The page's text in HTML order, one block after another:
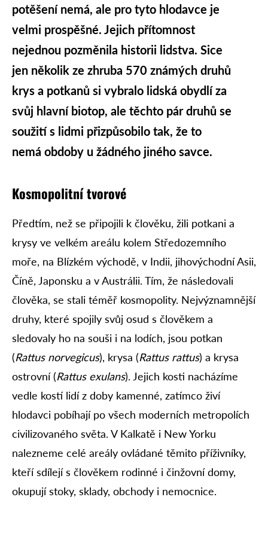
potěšení nemá, ale pro tyto hlodavce je
velmi prospěšné. Jejich přítomnost
nejednou pozměnila historii lidstva. Sice
jen několik ze zhruba 570 známých druhů
krys a potkanů si vybralo lidská obydlí za
svůj hlavní biotop, ale těchto pár druhů se
soužití s lidmi přizpůsobilo tak, že to
nemá obdoby u žádného jiného savce.
Kosmopolitní tvorové
Předtím, než se připojili k člověku, žili potkani a
krysy ve velkém areálu kolem Středozemního
moře, na Blízkém východě, v Indii, jihovýchodní Asii,
Číně, Japonsku a v Austrálii. Tím, že následovali
člověka, se stali téměř kosmopolity. Nejvýznamnější
druhy, které spojily svůj osud s člověkem a
sledovaly ho na souši i na lodích, jsou potkan
(Rattus norvegicus), krysa (Rattus rattus) a krysa
ostrovní (Rattus exulans). Jejich kosti nacházíme
vedle kostí lidí z doby kamenné, zatímco živí
hlodavci pobíhají po všech moderních metropolích
civilizovaného světa. V Kalkatě i New Yorku
nalezneme celé areály ovládané těmito příživníky,
kteří sdílejí s člověkem rodinné i činžovní domy,
okupují stoky, sklady, obchody i nemocnice.